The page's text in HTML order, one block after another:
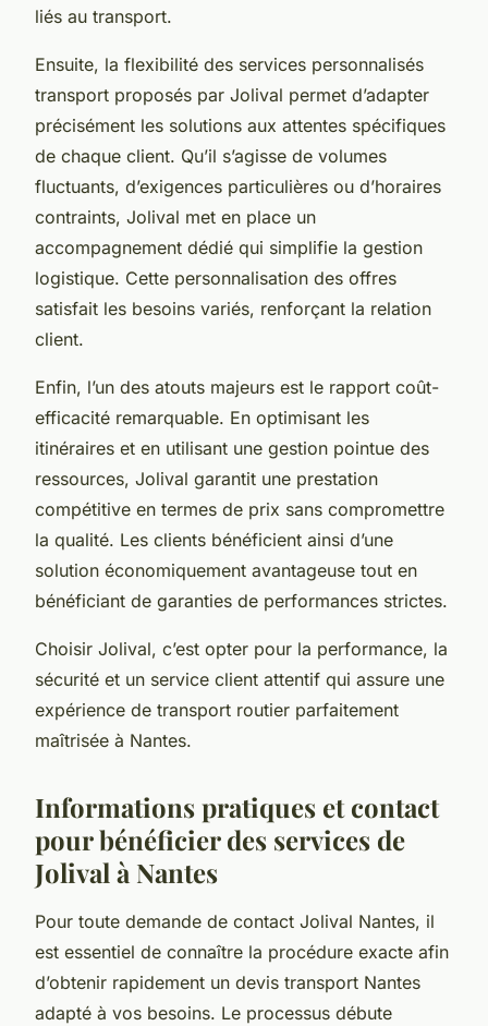
liés au transport.
Ensuite, la flexibilité des services personnalisés
transport proposés par Jolival permet d’adapter
précisément les solutions aux attentes spécifiques
de chaque client. Qu’il s’agisse de volumes
fluctuants, d’exigences particulières ou d’horaires
contraints, Jolival met en place un
accompagnement dédié qui simplifie la gestion
logistique. Cette personnalisation des offres
satisfait les besoins variés, renforçant la relation
client.
Enfin, l’un des atouts majeurs est le rapport coût-
efficacité remarquable. En optimisant les
itinéraires et en utilisant une gestion pointue des
ressources, Jolival garantit une prestation
compétitive en termes de prix sans compromettre
la qualité. Les clients bénéficient ainsi d’une
solution économiquement avantageuse tout en
bénéficiant de garanties de performances strictes.
Choisir Jolival, c’est opter pour la performance, la
sécurité et un service client attentif qui assure une
expérience de transport routier parfaitement
maîtrisée à Nantes.
Informations pratiques et contact
pour bénéficier des services de
Jolival à Nantes
Pour toute demande de contact Jolival Nantes, il
est essentiel de connaître la procédure exacte afin
d’obtenir rapidement un devis transport Nantes
adapté à vos besoins. Le processus débute